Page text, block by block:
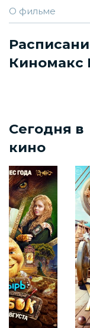
О фильме
Киномакс
Сегодня в
кино